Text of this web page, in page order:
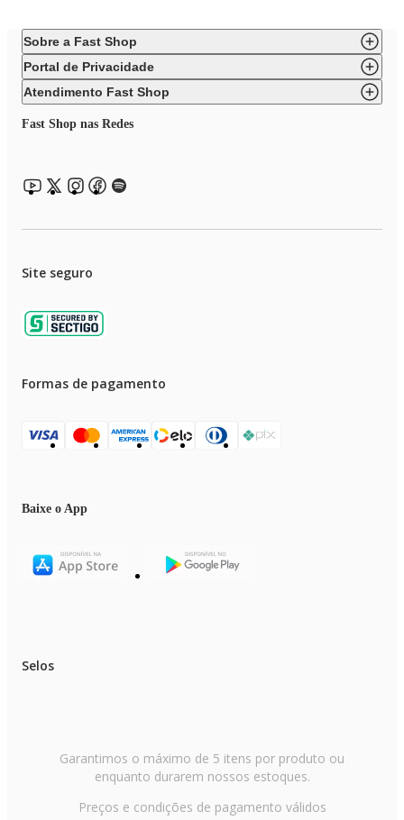
Sobre a Fast Shop
Portal de Privacidade
Atendimento Fast Shop
Fast Shop nas Redes
Site seguro
Formas de pagamento
Baixe o App
Selos
Garantimos o máximo de 5 itens por produto ou
enquanto durarem nossos estoques.
Preços e condições de pagamento válidos